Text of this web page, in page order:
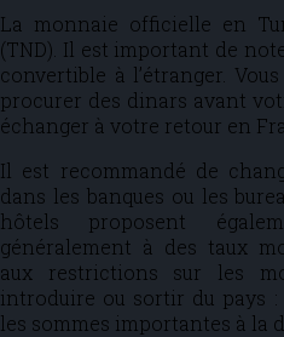
La monnaie officielle en
(TND). Il est important de
convertible à l’étranger.
procurer des dinars avant
échanger à votre retour en
Il est recommandé de
dans les banques ou les
hôtels proposent
généralement à des taux
aux restrictions sur les
introduire ou sortir du pays
les sommes importantes à la